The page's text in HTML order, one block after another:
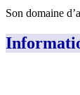
Son domaine